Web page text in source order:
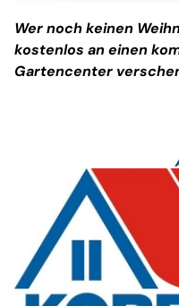
Wer noch keinen
kostenlos an einen
Gartencenter